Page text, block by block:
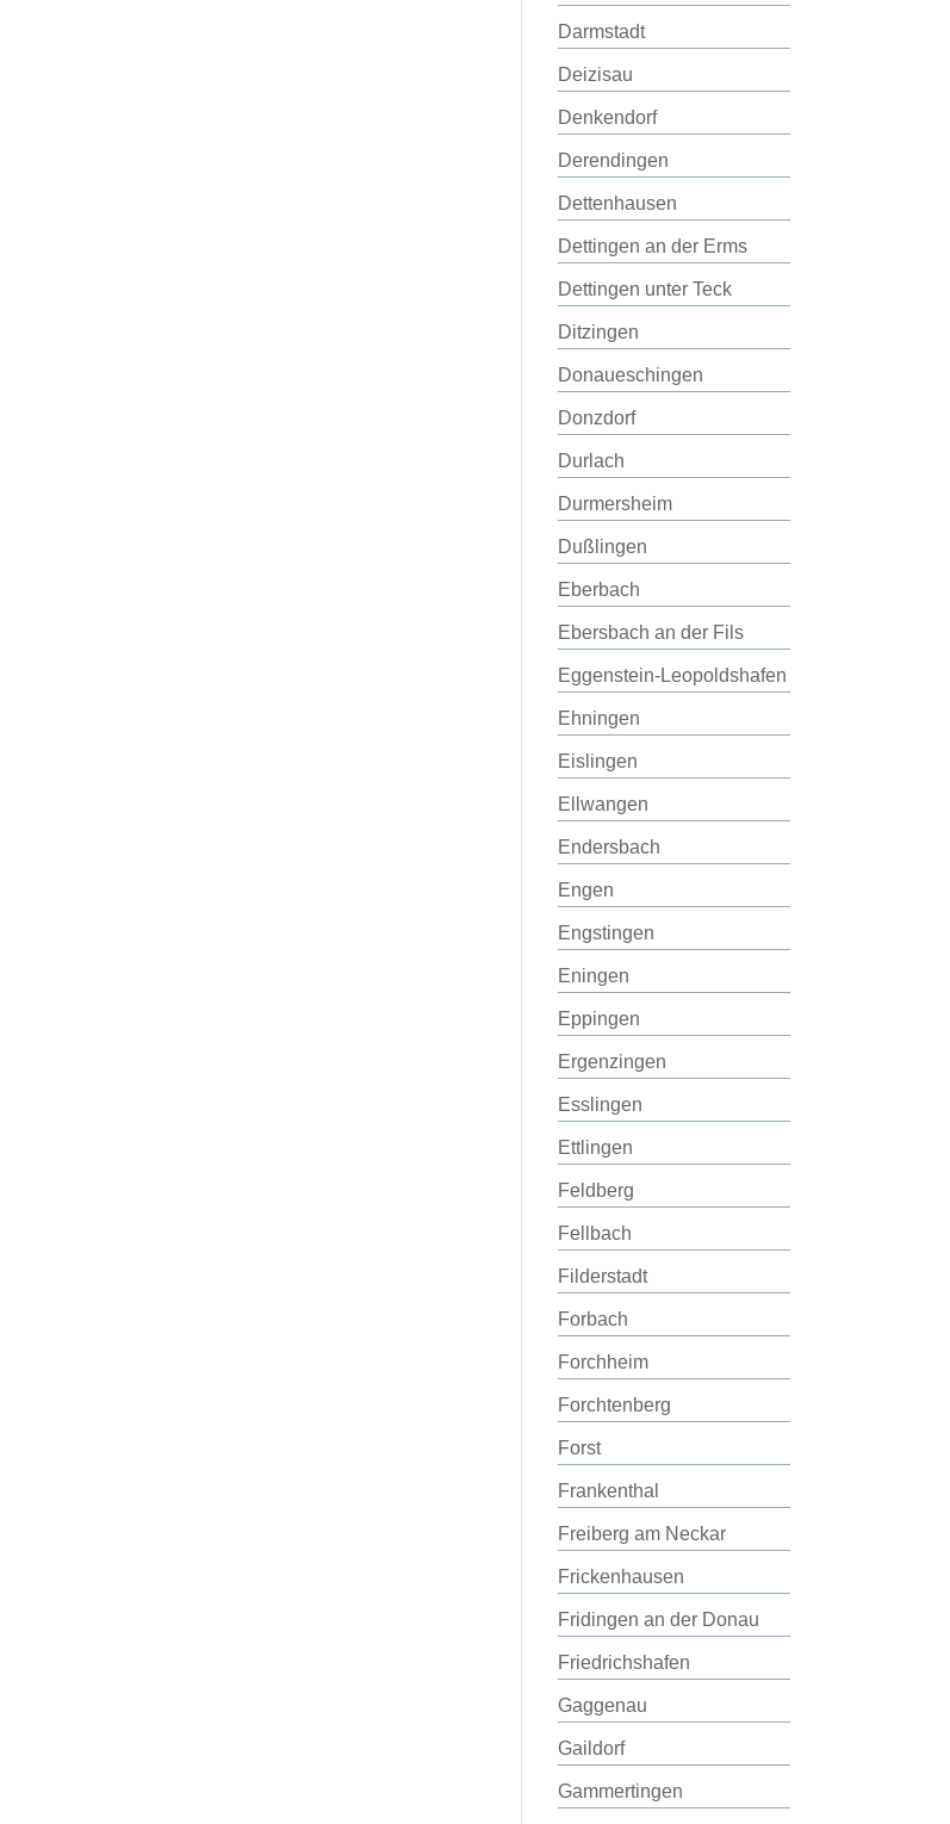
Darmstadt
Deizisau
Denkendorf
Derendingen
Dettenhausen
Dettingen an der Erms
Dettingen unter Teck
Ditzingen
Donaueschingen
Donzdorf
Durlach
Durmersheim
Dußlingen
Eberbach
Ebersbach an der Fils
Eggenstein-Leopoldshafen
Ehningen
Eislingen
Ellwangen
Endersbach
Engen
Engstingen
Eningen
Eppingen
Ergenzingen
Esslingen
Ettlingen
Feldberg
Fellbach
Filderstadt
Forbach
Forchheim
Forchtenberg
Forst
Frankenthal
Freiberg am Neckar
Frickenhausen
Fridingen an der Donau
Friedrichshafen
Gaggenau
Gaildorf
Gammertingen